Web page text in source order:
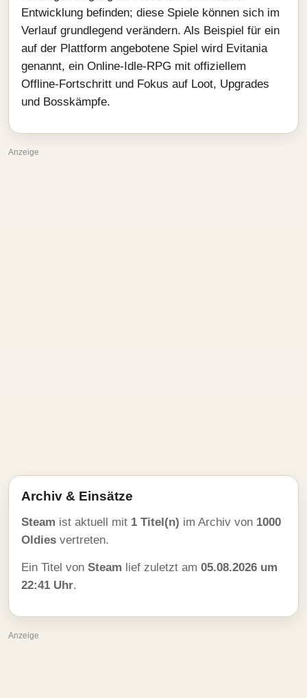
Entwicklung befinden; diese Spiele können sich im
Verlauf grundlegend verändern. Als Beispiel für ein
auf der Plattform angebotene Spiel wird Evitania
genannt, ein Online-Idle-RPG mit offiziellem
Offline-Fortschritt und Fokus auf Loot, Upgrades
und Bosskämpfe.
Anzeige
Archiv & Einsätze
Steam ist aktuell mit 1 Titel(n) im Archiv von 1000
Oldies vertreten.
Ein Titel von Steam lief zuletzt am 05.08.2026 um
22:41 Uhr.
Anzeige